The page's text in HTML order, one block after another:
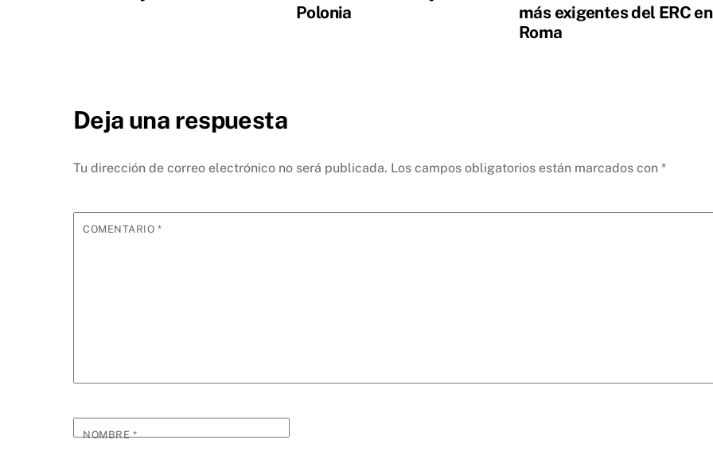
Polonia
más exigentes del ERC en
Roma
Deja una respuesta
Tu dirección de correo electrónico no será publicada. Los campos obligatorios están marcados con *
COMENTARIO *
NOMBRE*